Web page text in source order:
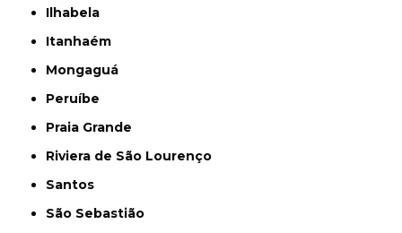
Ilhabela
Itanhaém
Mongaguá
Peruíbe
Praia Grande
Riviera de São Lourenço
Santos
São Sebastião